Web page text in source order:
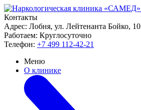
Контакты
Адрес: Лобня, ул. Лейтенанта Бойко, 10
Работаем: Круглосуточно
Телефон: +7 499 112-42-21
Меню
О клинике